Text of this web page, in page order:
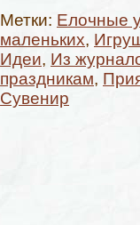
Метки: Елочные
маленьких,
Идеи, Из
праздникам,
Сувенир